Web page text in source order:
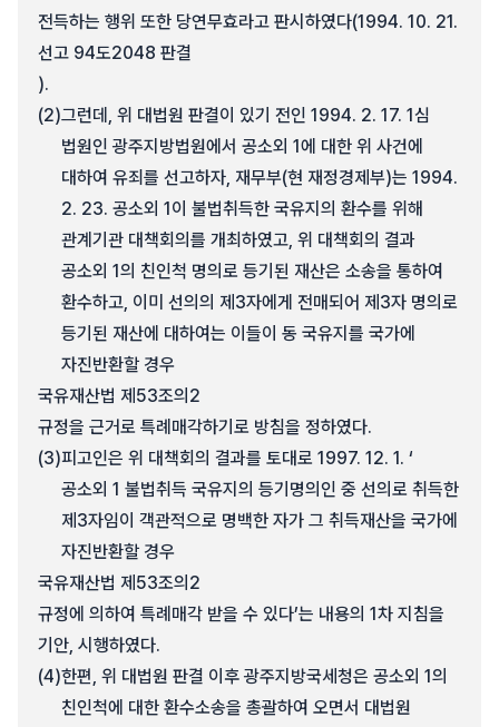
전득하는 행위 또한 당연무효라고 판시하였다(1994. 10. 21.
선고 94도2048 판결
).
(2)그런데, 위 대법원 판결이 있기 전인 1994. 2. 17. 1심
법원인 광주지방법원에서 공소외 1에 대한 위 사건에
대하여 유죄를 선고하자, 재무부(현 재정경제부)는 1994.
2. 23. 공소외 1이 불법취득한 국유지의 환수를 위해
관계기관 대책회의를 개최하였고, 위 대책회의 결과
공소외 1의 친인척 명의로 등기된 재산은 소송을 통하여
환수하고, 이미 선의의 제3자에게 전매되어 제3자 명의로
등기된 재산에 대하여는 이들이 동 국유지를 국가에
자진반환할 경우
국유재산법 제53조의2
규정을 근거로 특례매각하기로 방침을 정하였다.
(3)피고인은 위 대책회의 결과를 토대로 1997. 12. 1. ‘
공소외 1 불법취득 국유지의 등기명의인 중 선의로 취득한
제3자임이 객관적으로 명백한 자가 그 취득재산을 국가에
자진반환할 경우
국유재산법 제53조의2
규정에 의하여 특례매각 받을 수 있다’는 내용의 1차 지침을
기안, 시행하였다.
(4)한편, 위 대법원 판결 이후 광주지방국세청은 공소외 1의
친인척에 대한 환수소송을 총괄하여 오면서 대법원